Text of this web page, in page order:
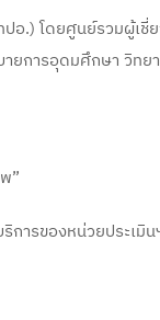
อ.) โดยศูนย์รวมผู้เชี่
ยการอุดมศึกษา วิทย
”
การของหน่วยประเมิ